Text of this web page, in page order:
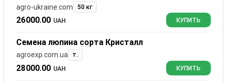
agro-ukraine.com 50 кг
26000.00 UAH КУПИТЬ
Семена люпина сорта Кристалл
agroexp.com.ua т.
28000.00 UAH КУПИТЬ